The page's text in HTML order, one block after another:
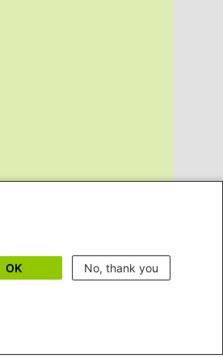
OK No, thank you